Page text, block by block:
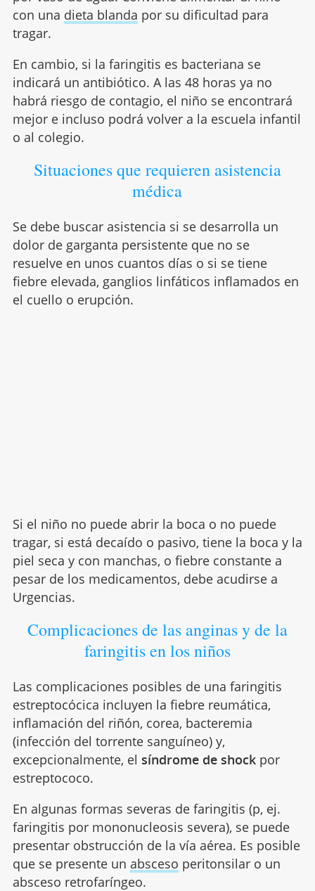
con una dieta blanda por su dificultad para
tragar.
En cambio, si la faringitis es bacteriana se
indicará un antibiótico. A las 48 horas ya no
habrá riesgo de contagio, el niño se encontrará
mejor e incluso podrá volver a la escuela infantil
o al colegio.
Situaciones que requieren asistencia
médica
Se debe buscar asistencia si se desarrolla un
dolor de garganta persistente que no se
resuelve en unos cuantos días o si se tiene
fiebre elevada, ganglios linfáticos inflamados en
el cuello o erupción.
Si el niño no puede abrir la boca o no puede
tragar, si está decaído o pasivo, tiene la boca y la
piel seca y con manchas, o fiebre constante a
pesar de los medicamentos, debe acudirse a
Urgencias.
Complicaciones de las anginas y de la
faringitis en los niños
Las complicaciones posibles de una faringitis
estreptocócica incluyen la fiebre reumática,
inflamación del riñón, corea, bacteremia
(infección del torrente sanguíneo) y,
excepcionalmente, el síndrome de shockpor
estreptococo.
En algunas formas severas de faringitis (p, ej.
faringitis por mononucleosis severa), se puede
presentar obstrucción de la vía aérea. Es posible
que se presente un absceso peritonsilar o un
absceso retrofaríngeo.